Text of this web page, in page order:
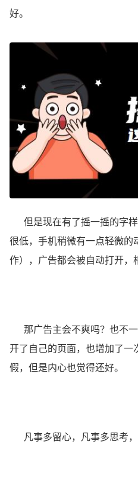
好。
但是现在有了摇一摇的字样
很低，手机稍微有一点轻微的
作），广告都会被自动打开，
那广告主会不爽吗？也不一
开了自己的页面，也增加了一
假，但是内心也觉得还好。
凡事多留心，凡事多思考，